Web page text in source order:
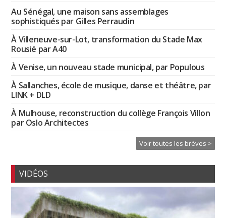
Au Sénégal, une maison sans assemblages
sophistiqués par Gilles Perraudin
À Villeneuve-sur-Lot, transformation du Stade Max
Rousié par A40
À Venise, un nouveau stade municipal, par Populous
À Sallanches, école de musique, danse et théâtre, par
LINK + DLD
À Mulhouse, reconstruction du collège François Villon
par Oslo Architectes
Voir toutes les brèves >
VIDÉOS